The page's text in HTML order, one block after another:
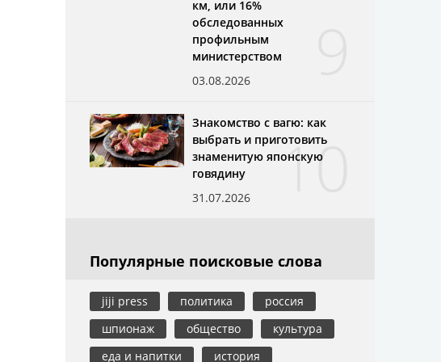
км, или 16%
обследованных
профильным
министерством
03.08.2026
10
Знакомство с вагю: как
выбрать и приготовить
знаменитую японскую
говядину
31.07.2026
Популярные поисковые слова
jiji press политика
россия
шпионаж
общество
культура
еда и напитки
история